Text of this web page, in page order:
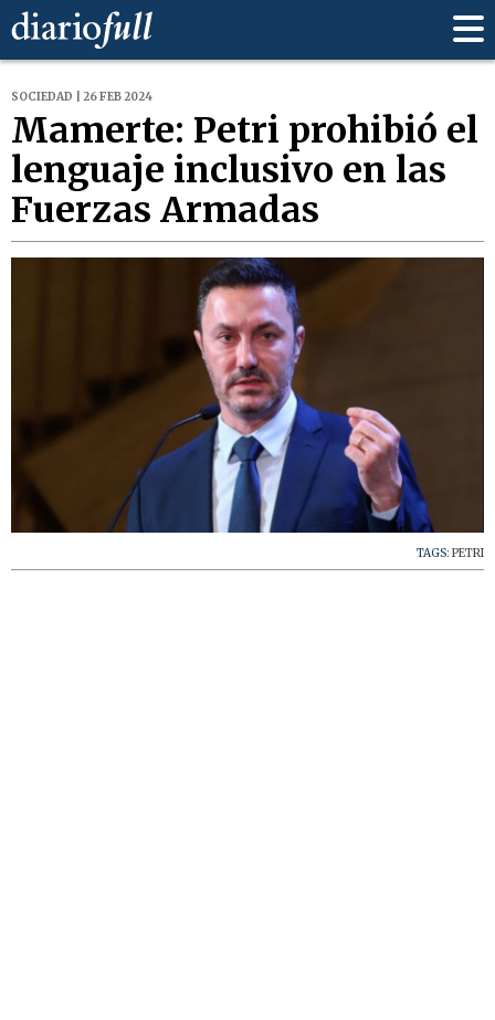
SOCIEDAD | 26 FEB 2024
Mamerte: Petri prohibió el
lenguaje inclusivo en las
Fuerzas Armadas
TAGS: PETRI